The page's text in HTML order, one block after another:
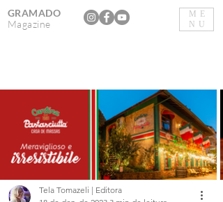
ME
NU
GRAMADO
Magazine
Tela Tomazeli | Editora